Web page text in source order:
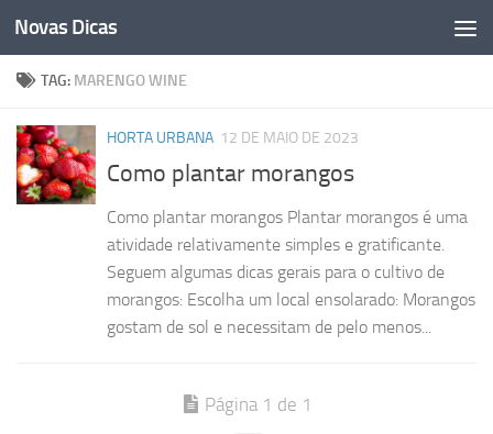
Skip to content
Novas Dicas
TAG: MARENGO WINE
HORTA URBANA 12 DE MAIO DE 2023
Como plantar morangos
Como plantar morangos Plantar morangos é uma
atividade relativamente simples e gratificante.
Seguem algumas dicas gerais para o cultivo de
morangos: Escolha um local ensolarado: Morangos
gostam de sol e necessitam de pelo menos...
Página 1 de 1